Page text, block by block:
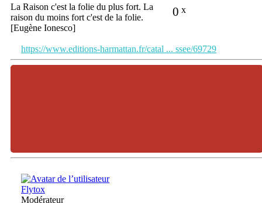
0 x
La Raison c'est la folie du plus fort. La
raison du moins fort c'est de la folie.
[Eugène Ionesco]
https://www.editions-harmattan.fr/catal ... ssee/69729
Flytox
Modérateur